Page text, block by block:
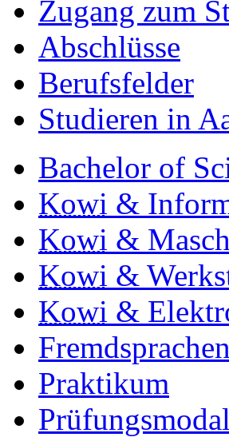
Zugang zum
Abschlüsse
Berufsfelder
Studieren in
Bachelor of
Kowi &
Kowi &
Kowi &
Kowi &
Fremdsprachen
Praktikum